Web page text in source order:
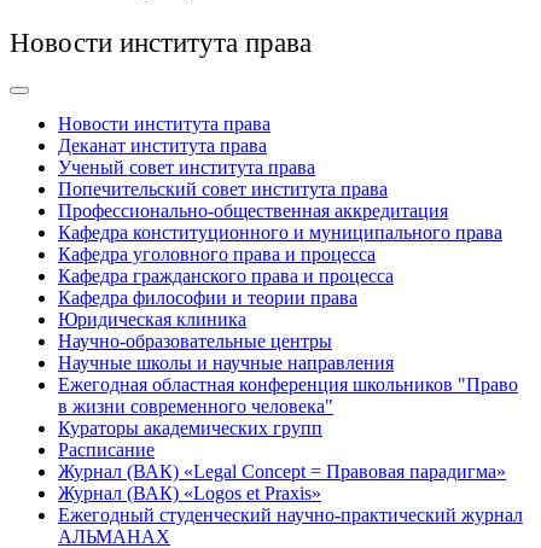
Новости института права
Новости института права
Деканат института права
Ученый совет института права
Попечительский совет института права
Профессионально-общественная аккредитация
Кафедра конституционного и муниципального права
Кафедра уголовного права и процесса
Кафедра гражданского права и процесса
Кафедра философии и теории права
Юридическая клиника
Научно-образовательные центры
Научные школы и научные направления
Ежегодная областная конференция школьников "Право
в жизни современного человека"
Кураторы академических групп
Расписание
Журнал (ВАК) «Legal Concept = Правовая парадигма»
Журнал (ВАК) «Logos et Praxis»
Ежегодный студенческий научно-практический журнал
АЛЬМАНАХ